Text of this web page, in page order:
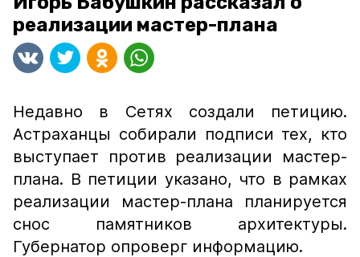
реализации мастер-плана
Недавно в Сетях создали петицию.
Астраханцы собирали подписи тех, кто
выступает против реализации мастер-
плана. В петиции указано, что в рамках
реализации мастер-плана планируется
снос памятников архитектуры.
Губернатор опроверг информацию.